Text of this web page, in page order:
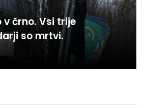
v črno. Vsi trije
so mrtvi.